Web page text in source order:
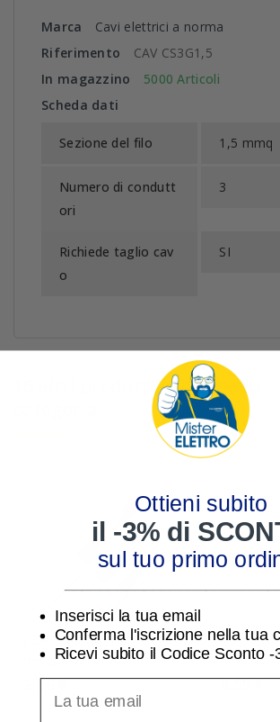
Marca
Cavi elettrici a norma
Riferimento
CAV CS3G1,5
In magazzino
5000 Articoli
Scheda dati
Sezione del filo 1,5 mmq
Numero di condutt
ori
3
Richiede taglio cav
o
SI
16 altri prodotti nella stessa
Cavo schermato 7G1.5
mmq antifiamma
FR2OH2R con giallo
verde
2,96 €
Cavo
mmq
0,95 €
Ottieni subito
il -3% di
sul tuo primo
Inserisci la tua email
Conferma l'iscrizione nella tua
Ricevi subito il Codice Sconto -
inserisci indirizzo Email per